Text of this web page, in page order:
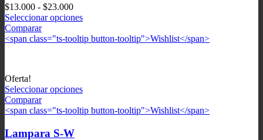
$13.000 - $23.000Rango
de
desde
Seleccionar opciones
Comparar
<span class="ts-tooltip button-tooltip">Wishlist</span>
Oferta!
Seleccionar opciones
Comparar
<span class="ts-tooltip button-tooltip">Wishlist</span>
Lampara S-W